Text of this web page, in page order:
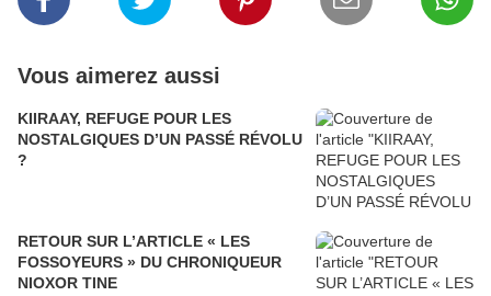
Vous aimerez aussi
KIIRAAY, REFUGE POUR LES
NOSTALGIQUES D’UN PASSÉ RÉVOLU
?
RETOUR SUR L’ARTICLE « LES
FOSSOYEURS » DU CHRONIQUEUR
NIOXOR TINE